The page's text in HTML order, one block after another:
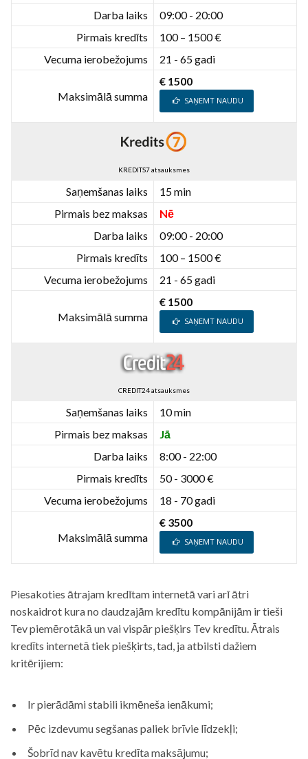
Darba laiks
09:00 - 20:00
Pirmais kredīts
100 – 1500 €
Vecuma ierobežojums
21 - 65 gadi
Maksimālā summa
€ 1500
SAŅEMT NAUDU
KREDITS7 atsauksmes
Saņemšanas laiks
15 min
Pirmais bez maksas
Nē
Darba laiks
09:00 - 20:00
Pirmais kredīts
100 – 1500 €
Vecuma ierobežojums
21 - 65 gadi
Maksimālā summa
€ 1500
SAŅEMT NAUDU
CREDIT24 atsauksmes
Saņemšanas laiks
10 min
Pirmais bez maksas
Jā
Darba laiks
8:00 - 22:00
Pirmais kredīts
50 - 3000 €
Vecuma ierobežojums
18 - 70 gadi
Maksimālā summa
€ 3500
SAŅEMT NAUDU
Piesakoties ātrajam kredītam internetā vari arī ātri
noskaidrot kura no daudzajām kredītu kompānijām ir tieši
Tev piemērotākā un vai vispār piešķirs Tev kredītu. Ātrais
kredīts internetā tiek piešķirts, tad, ja atbilsti dažiem
kritērijiem:
Ir pierādāmi stabili ikmēneša ienākumi;
Pēc izdevumu segšanas paliek brīvie līdzekļi;
Šobrīd nav kavētu kredīta maksājumu;